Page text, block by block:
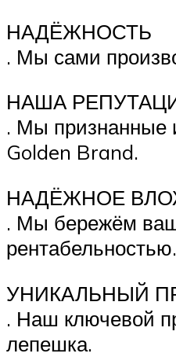
НАДЁЖНОСТЬ
. Мы сами
НАША
. Мы признанные
Golden Brand.
НАДЁЖНОЕ
. Мы бережём
рентабельностью.
УНИКАЛЬНЫЙ
. Наш ключевой
лепешка.